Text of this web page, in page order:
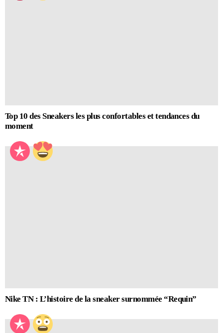
Top 10 des Sneakers les plus confortables et tendances du
moment
Nike TN : L’histoire de la sneaker surnommée “Requin”